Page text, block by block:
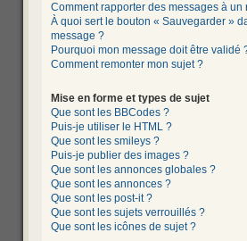
Comment rapporter des messages à un
À quoi sert le bouton « Sauvegarder »
message ?
Pourquoi mon message doit être validé
Comment remonter mon sujet ?
Mise en forme et types de sujet
Que sont les BBCodes ?
Puis-je utiliser le HTML ?
Que sont les smileys ?
Puis-je publier des images ?
Que sont les annonces globales ?
Que sont les annonces ?
Que sont les post-it ?
Que sont les sujets verrouillés ?
Que sont les icônes de sujet ?